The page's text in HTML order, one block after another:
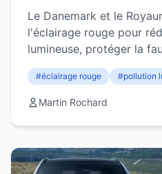
protéger le sommeil
Le Danemark et le
l'éclairage rouge pour
lumineuse, protéger la
sommeil des citoyens.
#éclairage rouge #pollution
Martin Rochard